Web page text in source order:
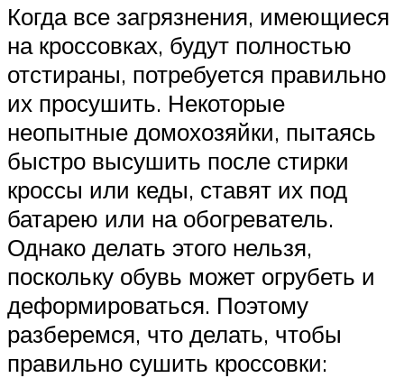
Когда все загрязнения, имеющиеся
на кроссовках, будут полностью
отстираны, потребуется правильно
их просушить. Некоторые
неопытные домохозяйки, пытаясь
быстро высушить после стирки
кроссы или кеды, ставят их под
батарею или на обогреватель.
Однако делать этого нельзя,
поскольку обувь может огрубеть и
деформироваться. Поэтому
разберемся, что делать, чтобы
правильно сушить кроссовки: